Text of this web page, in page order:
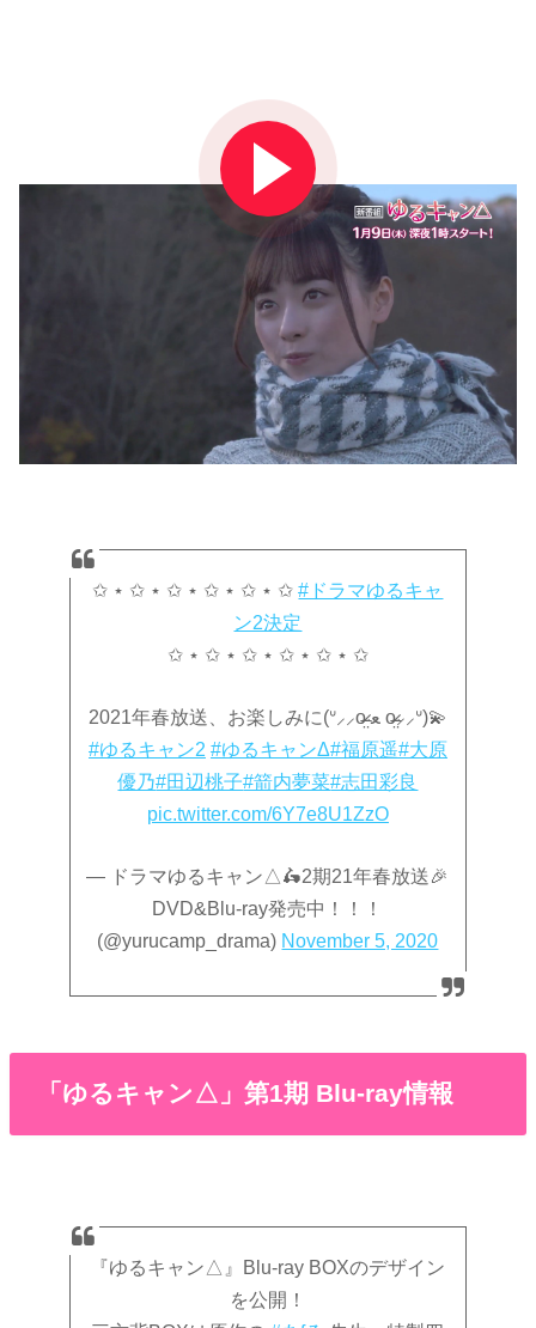
✩ ⋆ ✩ ⋆ ✩ ⋆ ✩ ⋆ ✩ ⋆ ✩#ドラマゆるキャ
ン2決定
✩ ⋆ ✩ ⋆ ✩ ⋆ ✩ ⋆ ✩ ⋆ ✩
2021年春放送、お楽しみに(ᐡ⸝⸝o̴̶̷̤ ﻌ o̴̶̷̤⸝⸝ᐡ)💫
#ゆるキャン2 #ゆるキャンΔ#福原遥#大原
優乃#田辺桃子#箭内夢菜#志田彩良
pic.twitter.com/6Y7e8U1ZzO
— ドラマゆるキャン△🛵2期21年春放送🎉
DVD&Blu-ray発売中！！！
(@yurucamp_drama) November 5, 2020
「ゆるキャン△」第1期 Blu-ray情報
『ゆるキャン△』Blu-ray BOXのデザイン
を公開！